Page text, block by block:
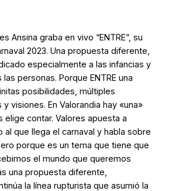
Ansina graba en vivo “ENTRE”, su
2023. Una propuesta diferente,
especialmente a las infancias y
personas. Porque ENTRE una
posibilidades, múltiples
visiones. En Valorandia hay «una»
elige contar. Valores apuesta a
al que llega el carnaval y habla sobre
porque es un tema que tiene que
el mundo que queremos
una propuesta diferente,
la línea rupturista que asumió la